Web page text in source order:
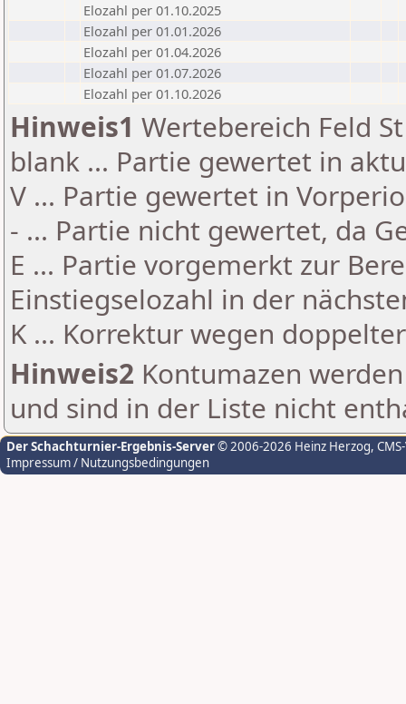
Elozahl per 01.10.2025
Elozahl per 01.01.2026
Elozahl per 01.04.2026
Elozahl per 01.07.2026
Elozahl per 01.10.2026
Hinweis1 Wertebereich Feld
blank ... Partie gewertet in
V ... Partie gewertet in
- ... Partie nicht gewertet, da
E ... Partie vorgemerkt zur
Einstiegselozahl in der
K ... Korrektur wegen
Hinweis2 Kontumazen
und sind in der Liste nicht
Der Schachturnier-Ergebnis-Server© 2006-2026 Heinz Herzog,
Impressum / Nutzungsbedingungen